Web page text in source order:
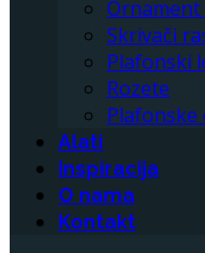
Ornament
Skrivači
Plafonski
Rozete
Plafonske
Alati
Inspiracija
O nama
Kontakt